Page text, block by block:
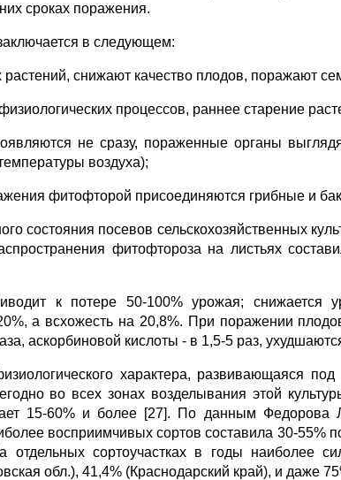
сроках поражения.
в следующем:
снижают качество плодов, поражают
процессов, раннее старение
не сразу, пораженные органы
воздуха);
фитофторой присоединяются грибные и
состояния посевов сельскохозяйственных
фитофтороза на листьях
к потере 50-100% урожая; снижается
а всхожесть на 20,8%. При поражении
аскорбиновой кислоты - в 1,5-5 раз,
характера, развивающаяся
во всех зонах возделывания этой
15-60% и более [27]. По данным
восприимчивых сортов составила 30-55%
сортоучастках в годы наиболее
обл.), 41,4% (Краснодарский край), и даже